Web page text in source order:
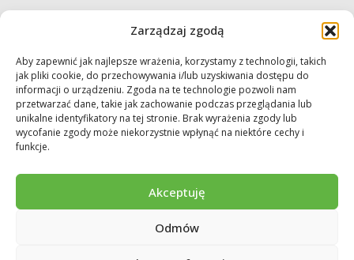
Zarządzaj zgodą
Aby zapewnić jak najlepsze wrażenia, korzystamy z technologii, takich
jak pliki cookie, do przechowywania i/lub uzyskiwania dostępu do
informacji o urządzeniu. Zgoda na te technologie pozwoli nam
przetwarzać dane, takie jak zachowanie podczas przeglądania lub
unikalne identyfikatory na tej stronie. Brak wyrażenia zgody lub
wycofanie zgody może niekorzystnie wpłynąć na niektóre cechy i
funkcje.
Akceptuję
Odmów
Sekretariat / Dziennik podawczy
tel.: 12 422 94 90
e-mail:biuro@wfos.krakow.pl
Copyright © 2026 WFOŚiGW w Krakowie. Wszystkie prawa zastrzeżone.